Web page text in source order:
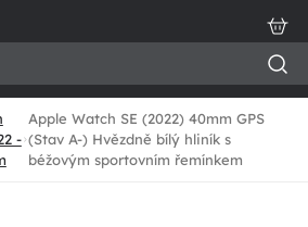
-
Apple Watch SE (2022) 40mm GPS
(Stav A-) Hvězdně bílý hliník s
béžovým sportovním řemínkem